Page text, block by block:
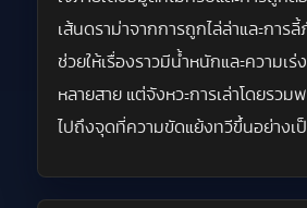
เส้นดราม่าจากการถูกไล่ล่าและการ
ช่วยให้เรื่องราวมีน้ำหนักและความเร่
หลายสาย แต่จังหวะการเล่าโดยรว
ไปถึงจุดที่ความขัดแย้งทวีขึ้นอย่างเ